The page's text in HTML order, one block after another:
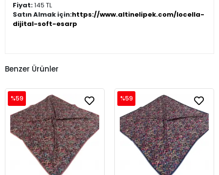
Fiyat:145 TL
Satın Almak için:https://www.altinelipek.com/locella-
dijital-soft-esarp
Benzer Ürünler
%59 %59